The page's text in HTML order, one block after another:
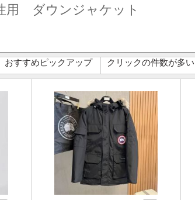
用 ダウンジャケット
おすすめピックアップ クリックの件数が多い